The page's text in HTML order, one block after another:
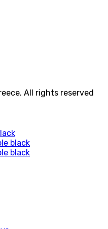
All rights reserved
black
black